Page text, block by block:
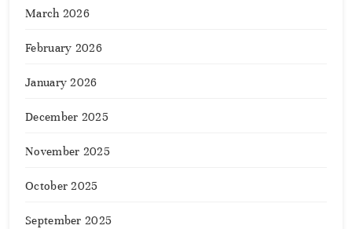
March 2026
February 2026
January 2026
December 2025
November 2025
October 2025
September 2025